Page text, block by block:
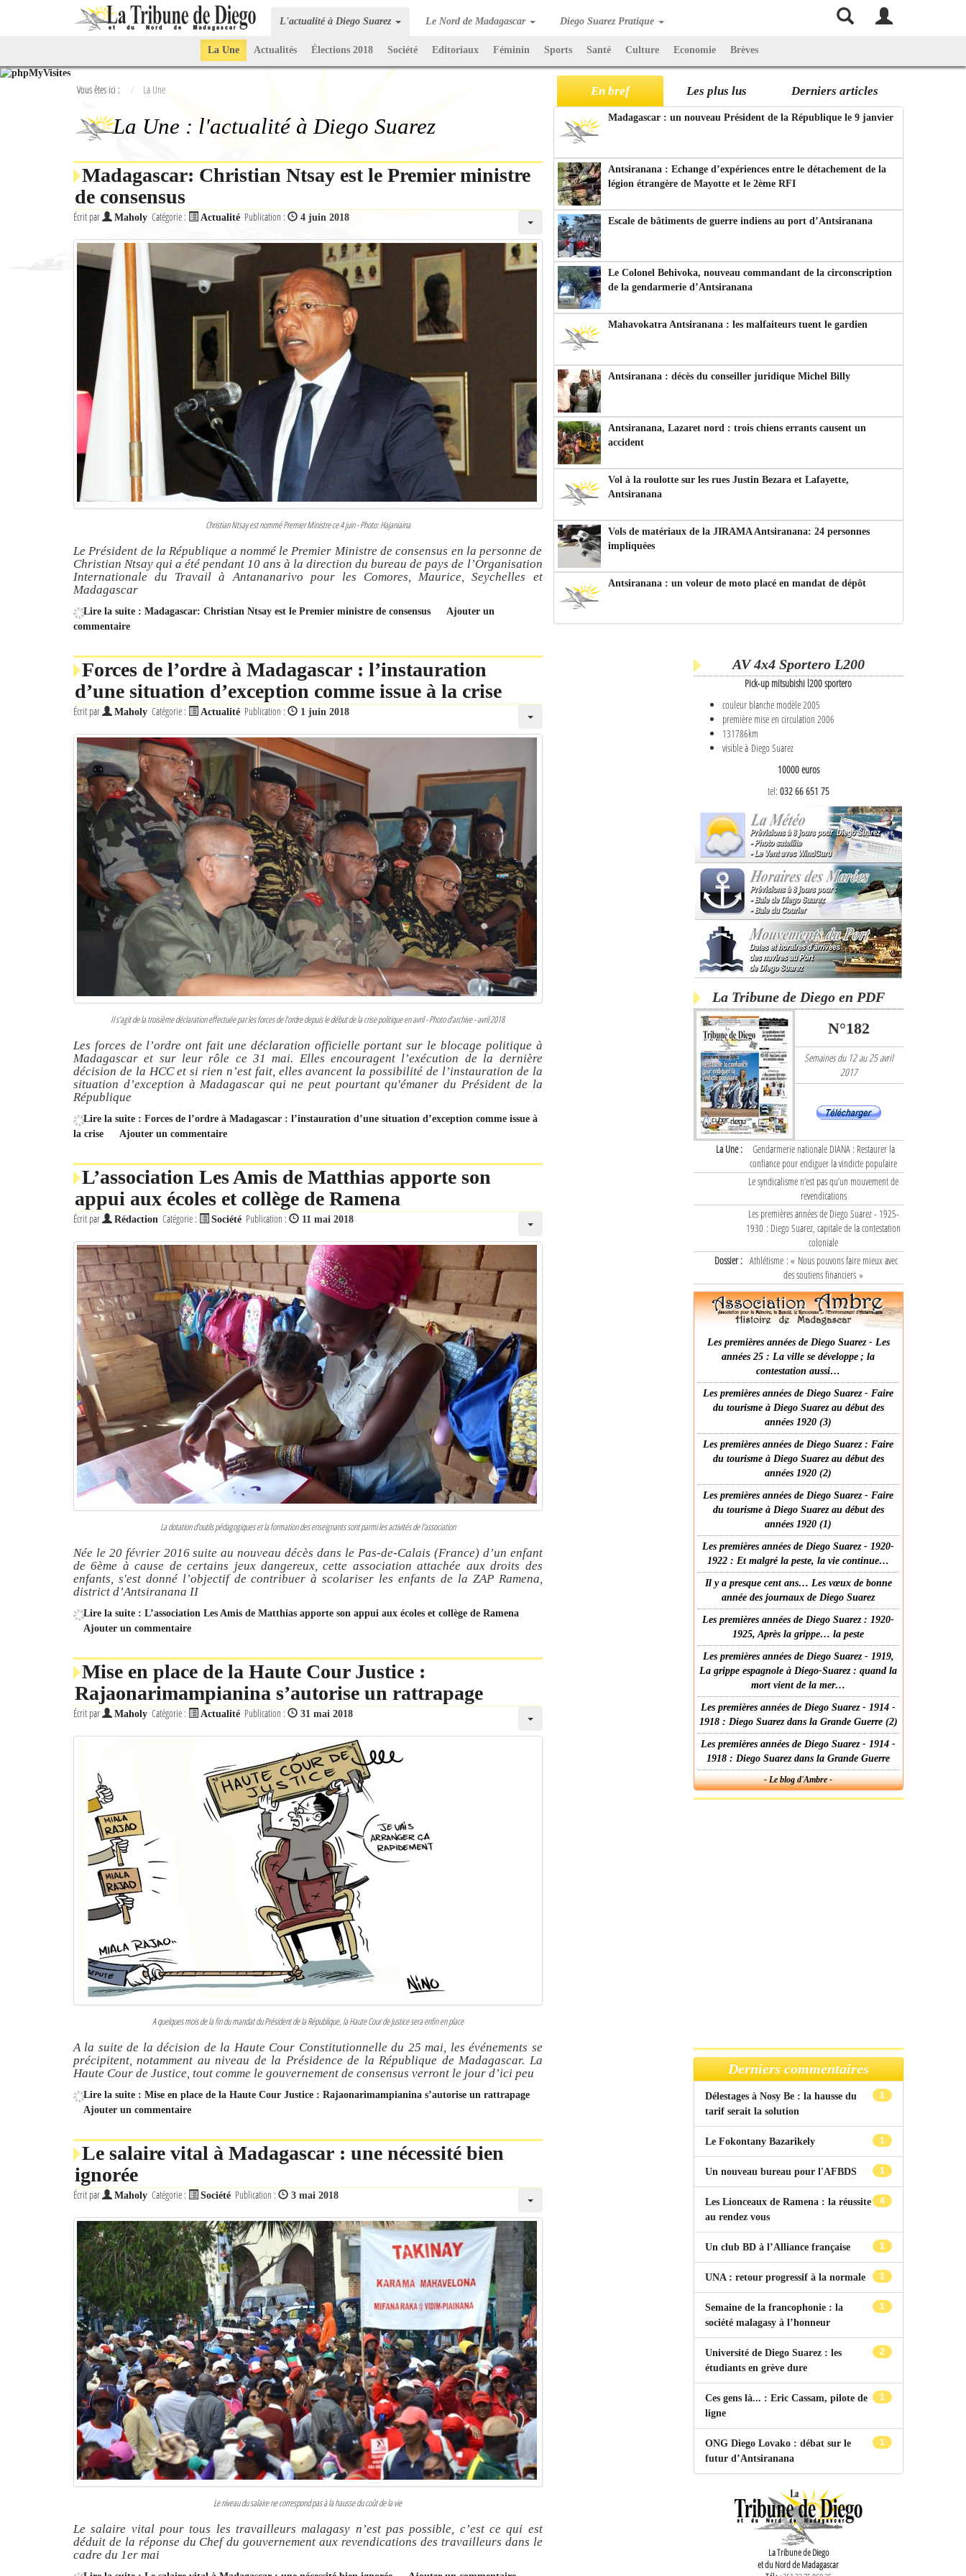
L'actualité à Diego Suarez Le Nord de Madagascar Diego Suarez Pratique
La Une Actualités Élections 2018 Société Editoriaux Féminin Sports Santé Culture Economie Brèves
Vous êtes ici : La Une
La Une : l'actualité à Diego Suarez
Madagascar: Christian Ntsay est le Premier ministre
de consensus
Écrit par Maholy Catégorie : Actualité Publication : 4 juin 2018
Christian Ntsay est nommé Premier Ministre ce 4 juin - Photo: Hajaniaina
Le Président de la République a nommé le Premier Ministre de consensus en la personne de
Christian Ntsay qui a été pendant 10 ans à la direction du bureau de pays de l’Organisation
Internationale du Travail à Antananarivo pour les Comores, Maurice, Seychelles et
Madagascar
Lire la suite : Madagascar: Christian Ntsay est le Premier ministre de consensus
Ajouter un
commentaire
Forces de l’ordre à Madagascar : l’instauration
d’une situation d’exception comme issue à la crise
Écrit par Maholy Catégorie : Actualité Publication : 1 juin 2018
Il s’agit de la troisième déclaration effectuée par les forces de l’ordre depuis le début de la crise politique en avril - Photo d’archive - avril 2018
Les forces de l’ordre ont fait une déclaration officielle portant sur le blocage politique à
Madagascar et sur leur rôle ce 31 mai. Elles encouragent l’exécution de la dernière
décision de la HCC et si rien n’est fait, elles avancent la possibilité de l’instauration de la
situation d’exception à Madagascar qui ne peut pourtant qu'émaner du Président de la
République
Lire la suite : Forces de l’ordre à Madagascar : l’instauration d’une situation d’exception comme issue à
la crise
Ajouter un commentaire
L’association Les Amis de Matthias apporte son
appui aux écoles et collège de Ramena
Écrit par Rédaction Catégorie : Société Publication : 11 mai 2018
La dotation d'outils pédagogiques et la formation des enseignants sont parmi les activités de l'association
Née le 20 février 2016 suite au nouveau décès dans le Pas-de-Calais (France) d’un enfant
de 6ème à cause de certains jeux dangereux, cette association attachée aux droits des
enfants, s'est donné l’objectif de contribuer à scolariser les enfants de la ZAP Ramena,
district d’Antsiranana II
Lire la suite : L’association Les Amis de Matthias apporte son appui aux écoles et collège de Ramena
Ajouter un commentaire
Mise en place de la Haute Cour Justice :
Rajaonarimampianina s’autorise un rattrapage
Écrit par Maholy Catégorie : Actualité Publication : 31 mai 2018
A quelques mois de la fin du mandat du Président de la République, la Haute Cour de Justice sera enfin en place
A la suite de la décision de la Haute Cour Constitutionnelle du 25 mai, les événements se
précipitent, notamment au niveau de la Présidence de la République de Madagascar. La
Haute Cour de Justice, tout comme le gouvernement de consensus verront le jour d’ici peu
Lire la suite : Mise en place de la Haute Cour Justice : Rajaonarimampianina s’autorise un rattrapage
Ajouter un commentaire
Le salaire vital à Madagascar : une nécessité bien
ignorée
Écrit par Maholy Catégorie : Société Publication : 3 mai 2018
Le niveau du salaire ne correspond pas à la hausse du coût de la vie
Le salaire vital pour tous les travailleurs malagasy n’est pas possible, c’est ce qui est
déduit de la réponse du Chef du gouvernement aux revendications des travailleurs dans le
cadre du 1er mai
En bref Les plus lus Derniers articles
Madagascar : un nouveau Président de la République le 9 janvier
Antsiranana : Echange d’expériences entre le détachement de la
légion étrangère de Mayotte et le 2ème RFI
Escale de bâtiments de guerre indiens au port d’Antsiranana
Le Colonel Behivoka, nouveau commandant de la circonscription
de la gendarmerie d’Antsiranana
Mahavokatra Antsiranana : les malfaiteurs tuent le gardien
Antsiranana : décès du conseiller juridique Michel Billy
Antsiranana, Lazaret nord : trois chiens errants causent un
accident
Vol à la roulotte sur les rues Justin Bezara et Lafayette,
Antsiranana
Vols de matériaux de la JIRAMA Antsiranana: 24 personnes
impliquées
Antsiranana : un voleur de moto placé en mandat de dépôt
AV 4x4 Sportero L200
Pick-up mitsubishi l200 sportero
couleur blanche modèle 2005
première mise en circulation 2006
131786km
visible à Diego Suarez
10000 euros
tel: 032 66 651 75
La Tribune de Diego en PDF
N°182
Semaines du 12 au 25 avril
2017
La Une :
Gendarmerie nationale DIANA : Restaurer la
confiance pour endiguer la vindicte populaire
Le syndicalisme n’est pas qu’un mouvement de
revendications
Les premières années de Diego Suarez - 1925-
1930 : Diego Suarez, capitale de la contestation
coloniale
Dossier : Athlétisme : « Nous pouvons faire mieux avec
des soutiens financiers »
Les premières années de Diego Suarez - Les
années 25 : La ville se développe ; la
contestation aussi…
Les premières années de Diego Suarez - Faire
du tourisme à Diego Suarez au début des
années 1920 (3)
Les premières années de Diego Suarez : Faire
du tourisme à Diego Suarez au début des
années 1920 (2)
Les premières années de Diego Suarez - Faire
du tourisme à Diego Suarez au début des
années 1920 (1)
Les premières années de Diego Suarez - 1920-
1922 : Et malgré la peste, la vie continue…
Il y a presque cent ans… Les vœux de bonne
année des journaux de Diego Suarez
Les premières années de Diego Suarez : 1920-
1925, Après la grippe… la peste
Les premières années de Diego Suarez - 1919,
La grippe espagnole à Diego-Suarez : quand la
mort vient de la mer…
Les premières années de Diego Suarez - 1914 -
1918 : Diego Suarez dans la Grande Guerre (2)
Les premières années de Diego Suarez - 1914 -
1918 : Diego Suarez dans la Grande Guerre
- Le blog d'Ambre -
Derniers commentaires
1
Délestages à Nosy Be : la hausse du
tarif serait la solution
1
Le Fokontany Bazarikely
1
Un nouveau bureau pour l'AFBDS
4
Les Lionceaux de Ramena : la réussite
au rendez vous
1
Un club BD à l’Alliance française
1
UNA : retour progressif à la normale
1
Semaine de la francophonie : la
société malagasy à l’honneur
2
Université de Diego Suarez : les
étudiants en grève dure
1
Ces gens là... : Eric Cassam, pilote de
ligne
1
ONG Diego Lovako : débat sur le
futur d’Antsiranana
La Tribune de Diego
et du Nord de Madagascar